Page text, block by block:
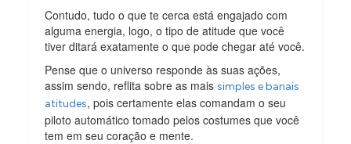
Contudo, tudo o que te cerca está engajado com
alguma energia, logo, o tipo de atitude que você
tiver ditará exatamente o que pode chegar até você.
Pense que o universo responde às suas ações,
assim sendo, reflita sobre as maissimples e banais
atitudes, pois certamente elas comandam o seu
piloto automático tomado pelos costumes que você
tem em seu coração e mente.